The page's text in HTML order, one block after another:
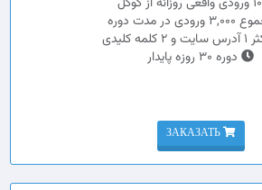
در مدت دوره
کلیدی
دوره 30 روزه پایدار
ЗАКАЗАТЬ